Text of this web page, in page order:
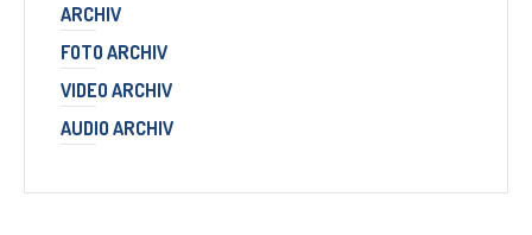
ARCHIV
FOTO ARCHIV
VIDEO ARCHIV
AUDIO ARCHIV